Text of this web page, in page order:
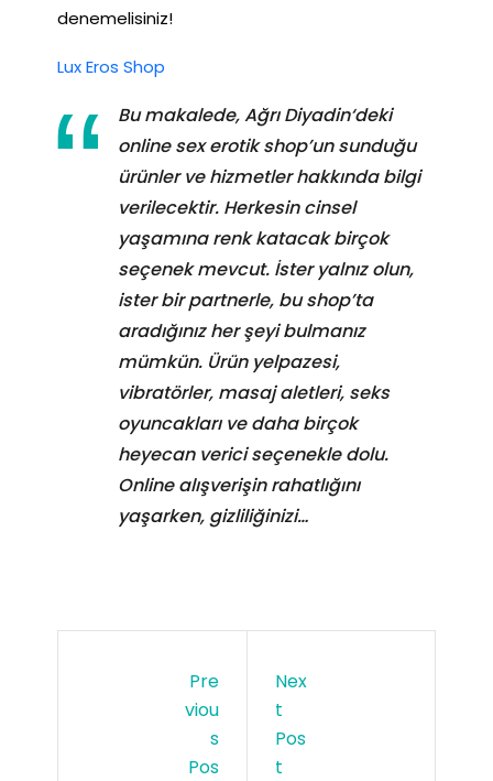
denemelisiniz!
Lux Eros Shop
Bu makalede, Ağrı Diyadin‘deki
online sex erotik shop’un sunduğu
ürünler ve hizmetler hakkında bilgi
verilecektir. Herkesin cinsel
yaşamına renk katacak birçok
seçenek mevcut. İster yalnız olun,
ister bir partnerle, bu shop’ta
aradığınız her şeyi bulmanız
mümkün. Ürün yelpazesi,
vibratörler, masaj aletleri, seks
oyuncakları ve daha birçok
heyecan verici seçenekle dolu.
Online alışverişin rahatlığını
yaşarken, gizliliğinizi…
Pre
Viou
S
Pos
Nex
T
Pos
T